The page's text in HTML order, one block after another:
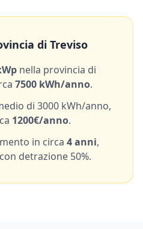
di Treviso
nella provincia di
7500 kWh/anno.
di 3000 kWh/anno,
1200€/anno.
in circa 4anni,
con detrazione 50%.